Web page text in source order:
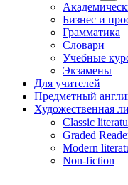
Бизнес и
Грамматика
Словари
Учебные
Экзамены
Для учителей
Предметный
Художественная
Classic
Graded
Modern
Non-fiction